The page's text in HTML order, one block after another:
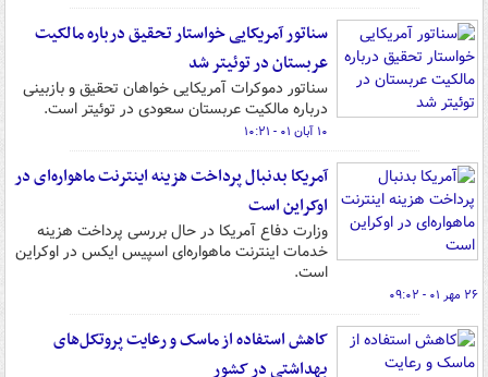
سناتور آمریکایی خواستار تحقیق درباره مالکیت
عربستان در توئیتر شد
سناتور دموکرات آمریکایی خواهان تحقیق و بازبینی
درباره مالکیت عربستان سعودی در توئیتر است.
۱۰ آبان ۰۱ - ۱۰:۲۱
آمریکا بدنبال پرداخت هزینه اینترنت ماهواره‌ای در
اوکراین است
وزارت دفاع آمریکا در حال بررسی پرداخت هزینه
خدمات اینترنت ماهواره‌ای اسپیس ایکس در اوکراین
است.
۲۶ مهر ۰۱ - ۰۹:۰۲
کاهش استفاده از ماسک و رعایت پروتکل‌های
بهداشتی در کشور